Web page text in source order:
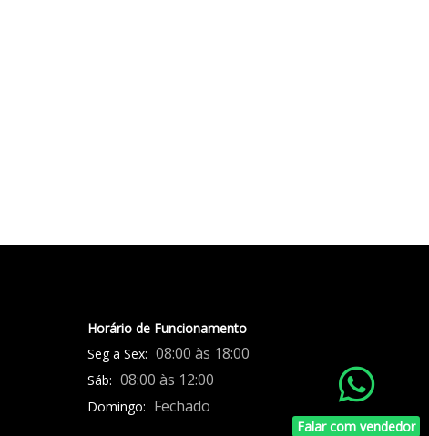
Horário de Funcionamento
Seg a Sex: 08:00 às 18:00
Sáb: 08:00 às 12:00
Domingo: Fechado
Falar com vendedor